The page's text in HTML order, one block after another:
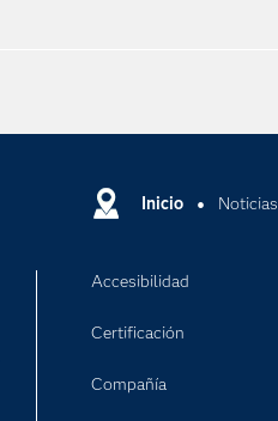
Inicio Noticias
Accesibilidad
Certificación
Compañía